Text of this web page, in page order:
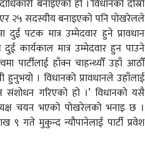
बनाइएको हो ।’विधानको दोस्रो
२५ सदस्यीय बनाइएको पनि पोखरेलले
पटक मात्र उम्मेदवार हुने प्रावधान
कार्यकाल मात्र उम्मेदवार हुन पाउने
पार्टीलाई हाँक्न चाहन्थ्यौँ उहाँ आठौँ
हुनुभयो । विधानको प्रावधानले उहाँलाई
संशोधन गरिएको हो ।’ विधानको यसै
चयन भएको पोखरेलको भनाइ छ ।
गते मुकुन्द न्यौपानेलाई पार्टी प्रवेश